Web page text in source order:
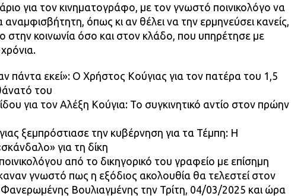
για τον κινηματογράφο, με τον γνωστό ποινικολόγο να
αναμφισβήτητη, όπως κι αν θέλει να την ερμηνεύσει κανείς,
κοινωνία όσο και στον κλάδο, που υπηρέτησε με
πάντα εκεί»: Ο Χρήστος Κούγιας για τον πατέρα του 1,5
του
για τον Αλέξη Κούγια: Το συγκινητικό αντίο στον πρώην
ξεμπρόστιασε την κυβέρνηση για τα Τέμπη: Η
για τη δίκη
από το δικηγορικό του γραφείο με επίσημη
γνωστό πως η εξόδιος ακολουθία θα τελεστεί στον
Βουλιαγμένης την Τρίτη, 04/03/2025 και ώρα